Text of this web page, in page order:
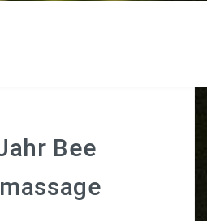
EINEN TERMIN VEREINBAREN
Bee